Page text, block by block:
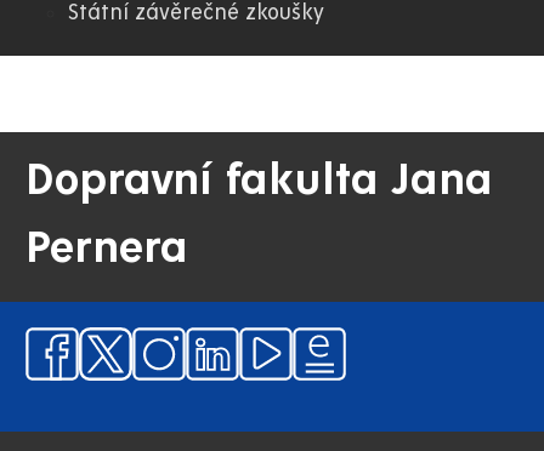
Státní závěrečné zkoušky
Dopravní fakulta Jana
Pernera